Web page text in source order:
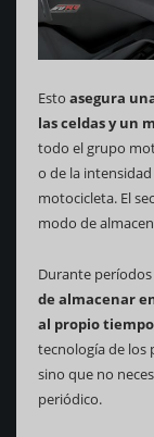
Esto asegura
las celdas y un
todo el grupo
o de la
motocicleta. El
modo de
Durante
de almacenar
al propio
tecnología de los
sino que no
periódico.